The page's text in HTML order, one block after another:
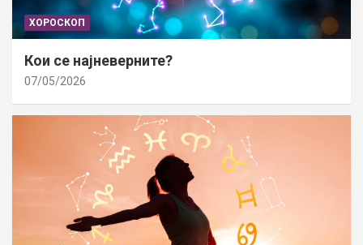
ХОРОСКОП
Кои се најневерните?
07/05/2026